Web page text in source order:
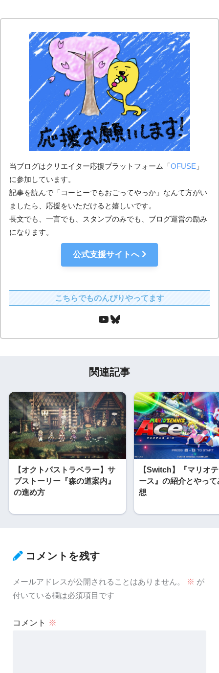
当ブログはクリエイター応援プラットフォーム「OFUSE 」
に参加しています。
記事を読んで「コーヒーでもおごってやっか」なんて方がい
ましたら、応援をいただけると嬉しいです。
長文でも、一言でも、スタンプのみでも、ブログ運営の励み
になります。
公式支援サイトへ
こちらでものんびりやってます
関連記事
【オクトパストラベラー】サ
ブストーリー『森の道案内』
の進め方
【Switch】『マリオ
ース』の紹介とやって
想
コメントを残す
メールアドレスが公開されることはありません。 ※ が
付いている欄は必須項目です
コメント ※